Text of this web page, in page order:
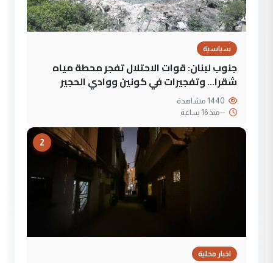
سياسية
جنوب لبنان: قوات الاحتلال تفجر محطة مياه
شقرا… وتفجيرات في كونين ووادي الحجير
--منذ 16 ساعة
2
اخبار محلية